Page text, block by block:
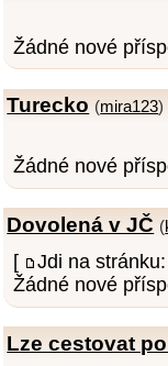
Žádné nové
Turecko (mira123)
Žádné nové
Dovolená v JČ (
[ Jdi na stránku:
Žádné nové
Lze cestovat